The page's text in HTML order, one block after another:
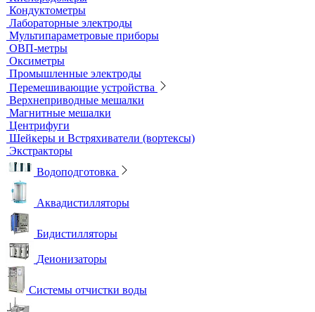
Термометры лабораторные
Титраторы
Ультразвуковые ванны и мойки
Устройства для сушки посуды
Холодильники лабораторные
Шкафы общелабораторные
Штативы лабораторные
Электрохимическое оборудование
pH-метры
Иономеры
Кислородомеры
Кондуктометры
Лабораторные электроды
Мультипараметровые приборы
ОВП-метры
Оксиметры
Промышленные электроды
Перемешивающие устройства
Верхнеприводные мешалки
Магнитные мешалки
Центрифуги
Шейкеры и Встряхиватели (вортексы)
Экстракторы